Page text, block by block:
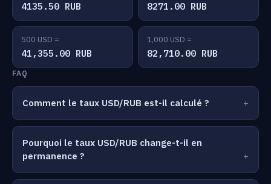
4135.50 RUB 8271.00 RUB
500 USD =
41,355.00 RUB
1,000 USD =
82,710.00 RUB
FAQ
Comment le taux USD/RUB est-il calculé ?
Pourquoi le taux USD/RUB change-t-il en
permanence ?